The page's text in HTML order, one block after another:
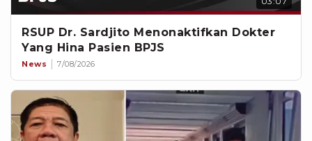
RSUP Dr. Sardjito Menonaktifkan Dokter
Yang Hina Pasien BPJS
News 7/08/2026